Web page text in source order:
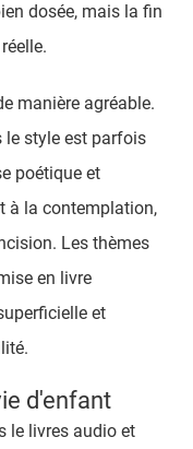
dosée, mais la fin
manière agréable.
le style est parfois
poétique et
à la contemplation,
Les thèmes
en livre
et
d'enfant
le livres audio et